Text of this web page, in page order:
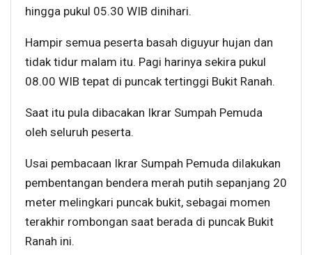
hingga pukul 05.30 WIB dinihari.
Hampir semua peserta basah diguyur hujan dan
tidak tidur malam itu. Pagi harinya sekira pukul
08.00 WIB tepat di puncak tertinggi Bukit Ranah.
Saat itu pula dibacakan Ikrar Sumpah Pemuda
oleh seluruh peserta.
Usai pembacaan Ikrar Sumpah Pemuda dilakukan
pembentangan bendera merah putih sepanjang 20
meter melingkari puncak bukit, sebagai momen
terakhir rombongan saat berada di puncak Bukit
Ranah ini.